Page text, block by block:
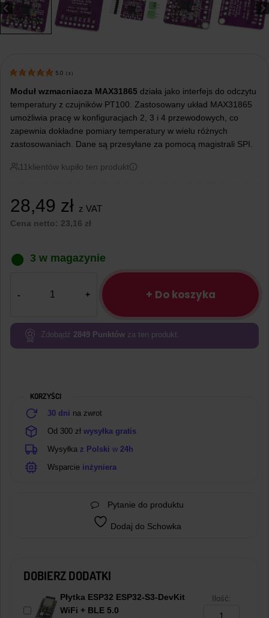
5.0 ( 3 )
Moduł wzmacniacza MAX31865 działa jako interfejs do odczytu
temperatury z czujników PT100. Zastosowany układ MAX31865
umożliwia pracę w konfiguracjach 2, 3 i 4 przewodowych, co
zapewnia dokładne pomiary temperatury w wielu różnych
zastosowaniach. Dane są przesyłane za pomocą magistrali SPI.
11 klientów kupiło ten produkt
28,49 zł z VAT
Cena netto: 23,16 zł
3 w magazynie
Przetwornik
+ Do koszyka
Zdobądź 2849 Punktów za ten produkt.
KORZYŚCI
30 dni na zwrot
Od 300 zł wysyłka gratis
Wysyłka z Polski w 24h
Wsparcie inżyniera
Pytanie do produktu
Dodaj do Schowka
DOBIERZ DODATKI
Płytka ESP32 ESP32-S3-DevKit
WiFi + BLE 5.0
Ilość: